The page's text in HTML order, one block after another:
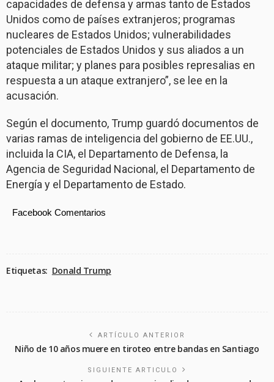
capacidades de defensa y armas tanto de Estados
Unidos como de países extranjeros; programas
nucleares de Estados Unidos; vulnerabilidades
potenciales de Estados Unidos y sus aliados a un
ataque militar; y planes para posibles represalias en
respuesta a un ataque extranjero”, se lee en la
acusación.
Según el documento, Trump guardó documentos de
varias ramas de inteligencia del gobierno de EE.UU.,
incluida la CIA, el Departamento de Defensa, la
Agencia de Seguridad Nacional, el Departamento de
Energía y el Departamento de Estado.
Facebook Comentarios
Etiquetas: Donald Trump
ARTÍCULO ANTERIOR
Niño de 10 años muere en tiroteo entre bandas en Santiago
SIGUIENTE ARTICULO